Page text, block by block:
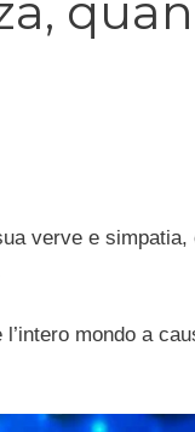
verve e simpatia,
mondo a